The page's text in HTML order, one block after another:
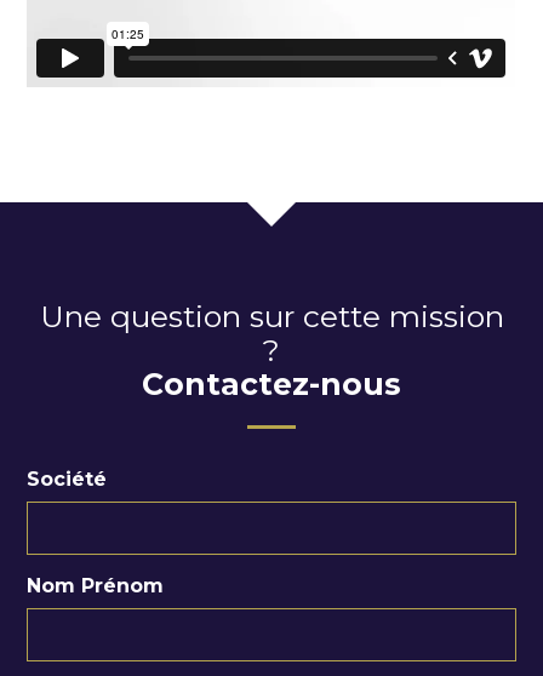
Une question sur cette mission
?
Contactez-nous
Société
Nom Prénom